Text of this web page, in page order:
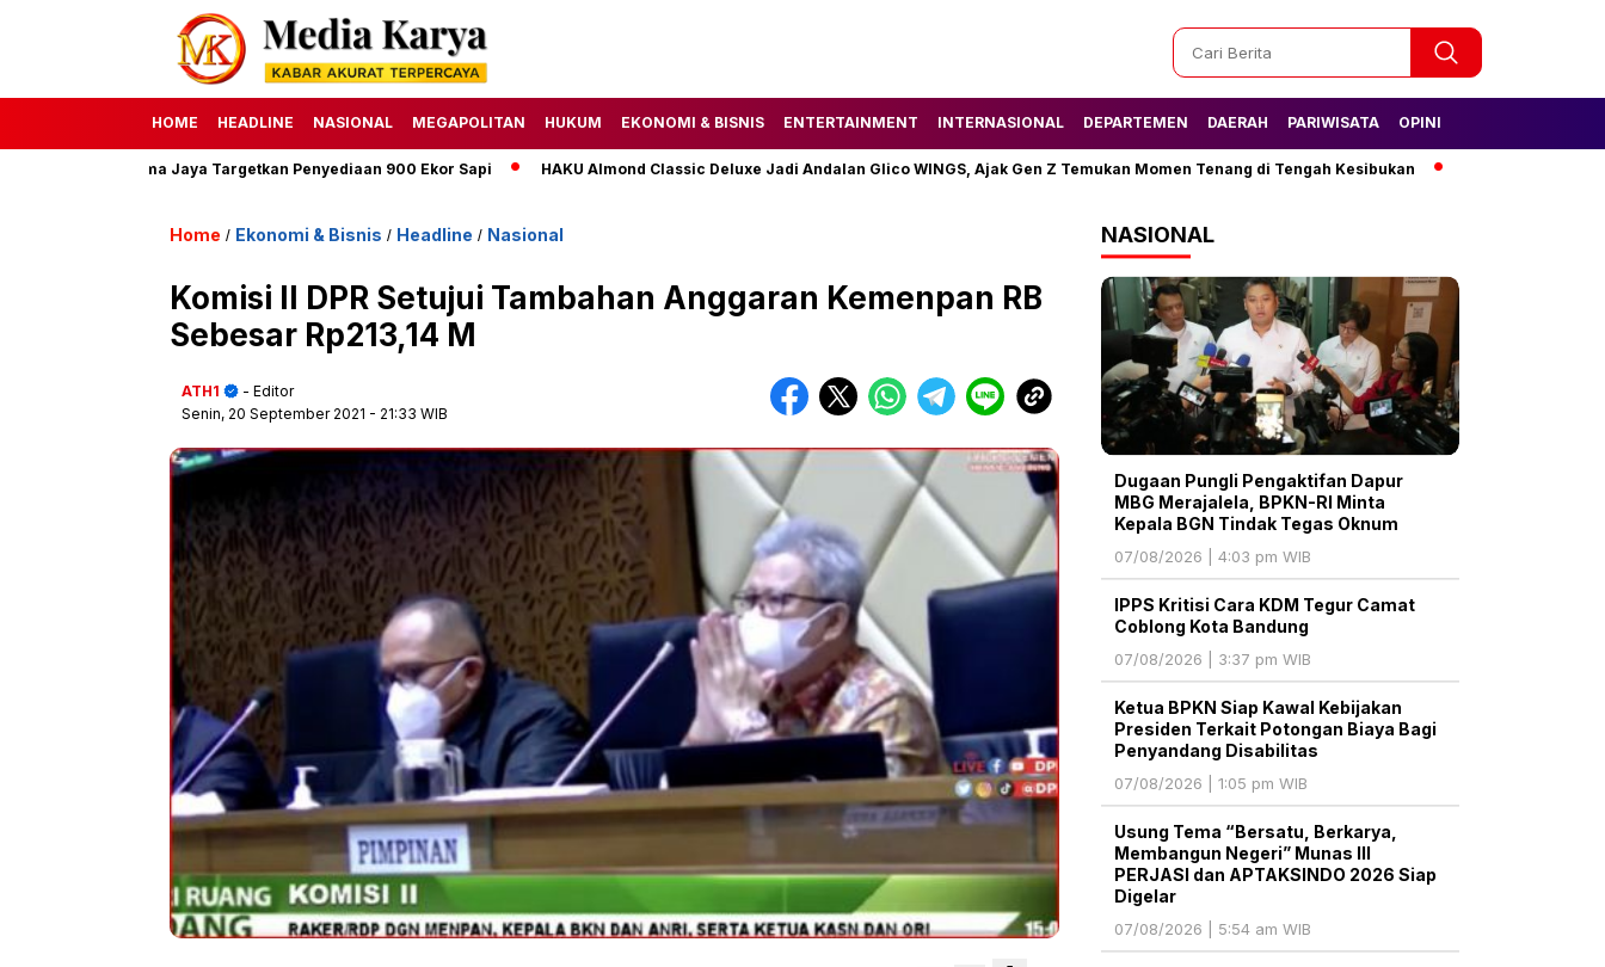
HOME HEADLINE NASIONAL MEGAPOLITAN HUKUM EKONOMI & BISNIS ENTERTAINMENT INTERNASIONAL DEPARTEMEN DAERAH PARIWISATA OPINI
Dharma Jaya Targetkan Penyediaan 900 Ekor Sapi HAKU Almond Classic Deluxe Jadi Andalan Glico WINGS, Ajak Gen Z Temukan Momen Tenang di Tengah Kesibukan Tak Lagi Kesulitan Air,
Home / Ekonomi & Bisnis / Headline / Nasional
Komisi II DPR Setujui Tambahan Anggaran Kemenpan RB
Sebesar Rp213,14 M
ATH1
- Editor
Senin, 20 September 2021 - 21:33 WIB
NASIONAL
Dugaan Pungli Pengaktifan Dapur
MBG Merajalela, BPKN-RI Minta
Kepala BGN Tindak Tegas Oknum
07/08/2026 | 4:03 pm WIB
IPPS Kritisi Cara KDM Tegur Camat
Coblong Kota Bandung
07/08/2026 | 3:37 pm WIB
Ketua BPKN Siap Kawal Kebijakan
Presiden Terkait Potongan Biaya Bagi
Penyandang Disabilitas
07/08/2026 | 1:05 pm WIB
Usung Tema “Bersatu, Berkarya,
Membangun Negeri” Munas III
PERJASI dan APTAKSINDO 2026 Siap
Digelar
07/08/2026 | 5:54 am WIB